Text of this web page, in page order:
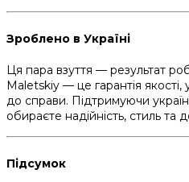
Зроблено в Україні
Ця пара взуття — результат
Maletskiy — це гарантія
до справи. Підтримуючи
обираєте надійність, стиль та
Підсумок